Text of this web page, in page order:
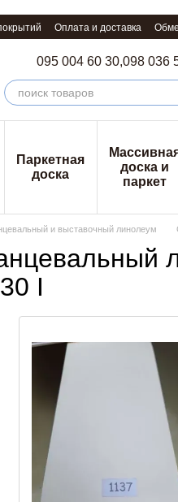
Оплата и доставка
095 004 60 30,098 036
Паркетная
доска
доска и
паркет
и выставочный линолеум
I